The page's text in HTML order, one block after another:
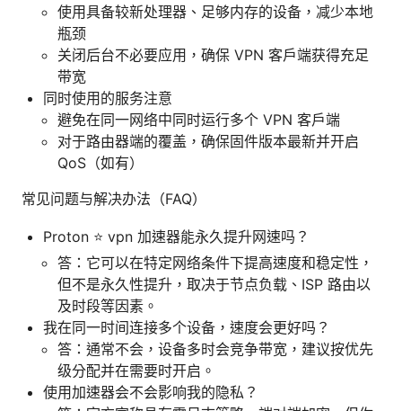
使用具备较新处理器、足够内存的设备，减少本地
瓶颈
关闭后台不必要应用，确保 VPN 客户端获得充足
带宽
同时使用的服务注意
避免在同一网络中同时运行多个 VPN 客户端
对于路由器端的覆盖，确保固件版本最新并开启
QoS（如有）
常见问题与解决办法（FAQ）
Proton ⭐ vpn 加速器能永久提升网速吗？
答：它可以在特定网络条件下提高速度和稳定性，
但不是永久性提升，取决于节点负载、ISP 路由以
及时段等因素。
我在同一时间连接多个设备，速度会更好吗？
答：通常不会，设备多时会竞争带宽，建议按优先
级分配并在需要时开启。
使用加速器会不会影响我的隐私？